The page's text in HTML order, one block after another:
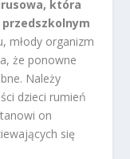
która
młody organizm
że ponowne
Należy
dzieci rumień
on
się